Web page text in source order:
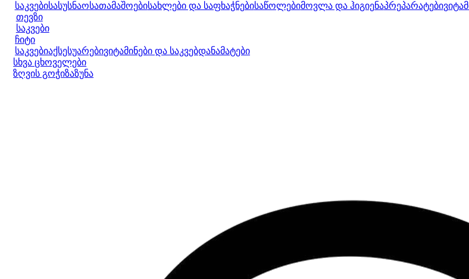
საკვებისასუსნაოსათამაშოებისახლები და საფხაჭნებისაწოლებიმოვლა და ჰიგიენაპრეპარატები
თევზი
საკვები
ჩიტი
საკვებიაქსესუარებივიტამინები და საკვებდანამატები
სხვა ცხოველები
ზღვის გოჭიზაზუნა